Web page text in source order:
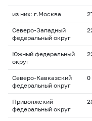
из них: г.Москва
Северо-Западный
федеральный округ
Южный федеральный
округ
Северо-Кавказский
федеральный округ
0
Приволжский
федеральный округ